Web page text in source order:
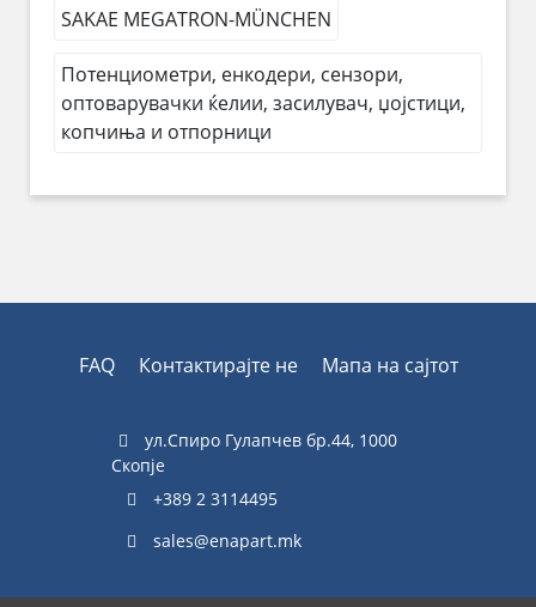
SAKAE MEGATRON-MÜNCHEN
Потенциометри, енкодери, сензори,
оптоварувачки ќелии, засилувач, џојстици,
копчиња и отпорници
FAQ Контактирајте не Мапа на сајтот
ул.Спиро Гулапчев бр.44, 1000
Скопје
+389 2 3114495
sales@enapart.mk